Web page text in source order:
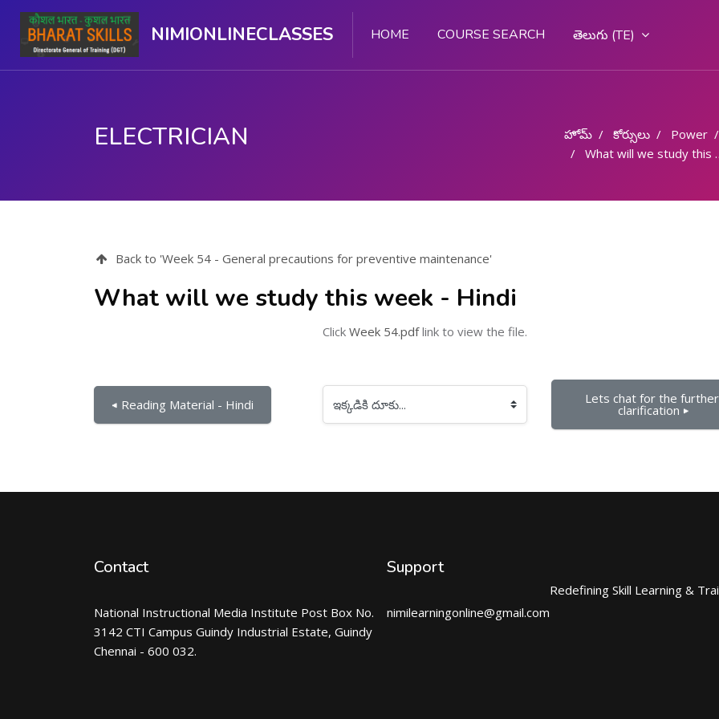
NIMIONLINECLASSES HOME COURSE SEARCH తెలుగు ‎(TE)‎
ELECTRICIAN హోమ్ కోర్సులు Power
What will we study this week - Hindi
Back to 'Week 54 - General precautions for preventive maintenance'
What will we study this week - Hindi
Click Week 54.pdflink to view the file.
◀︎ Reading Material - Hindi ఇక్కడికి దూకు... Lets chat for the further
clarification ▶︎
Contact
National Instructional Media Institute Post Box No.
3142 CTI Campus Guindy Industrial Estate, Guindy
Chennai - 600 032.
Support
nimilearningonline@gmail.com
Redefining Skill Learning &